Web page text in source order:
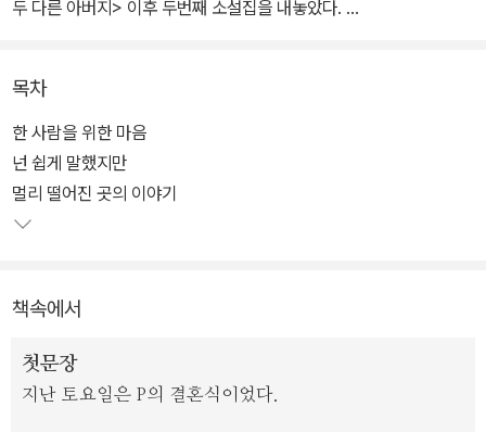
두 다른 아버지> 이후 두번째 소설집을 내놓았다.
꼈다는 은희경 소설가의 심사평과 함께 2019년 젊은작가상을 수상
한 '넌 쉽게 말했지만', 문학과지성사의 '이 계절의 소설'에 선정된 '멀
리 떨어진 곳의 이야기', 현대문학상과 김유정문학상의 후보에 오른
표제작 '한 사람을 위한 마음' 등 9편의 단편이 실려 있다.
목차
한 사람을 위한 마음
넌 쉽게 말했지만
멀리 떨어진 곳의 이야기
책속에서
첫문장
지난 토요일은 P의 결혼식이었다.